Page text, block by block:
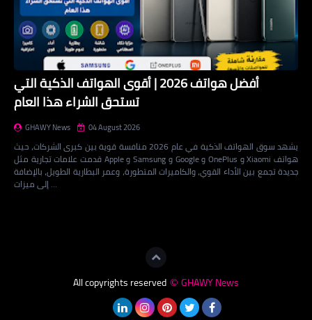
أفضل هواتف 2026 | أقوى الهواتف الذكية التي
تستحق الشراء هذا العام
GHAWY News 04 August 2026
يشهد سوق الهواتف الذكية في عام 2026 منافسة قوية بين كبرى الشركات، حيث
قدمت علامات تجارية مثل Apple و Samsung و Google و OnePlus و Xiaomi هواتف
جديدة تجمع بين الأداء القوي، والكاميرات المتطورة، وعمر البطارية الطويل، بالإضافة
إلى ميزات …
All copyrights reserved © GHAWY News